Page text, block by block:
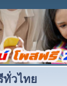
ทั่วไทย